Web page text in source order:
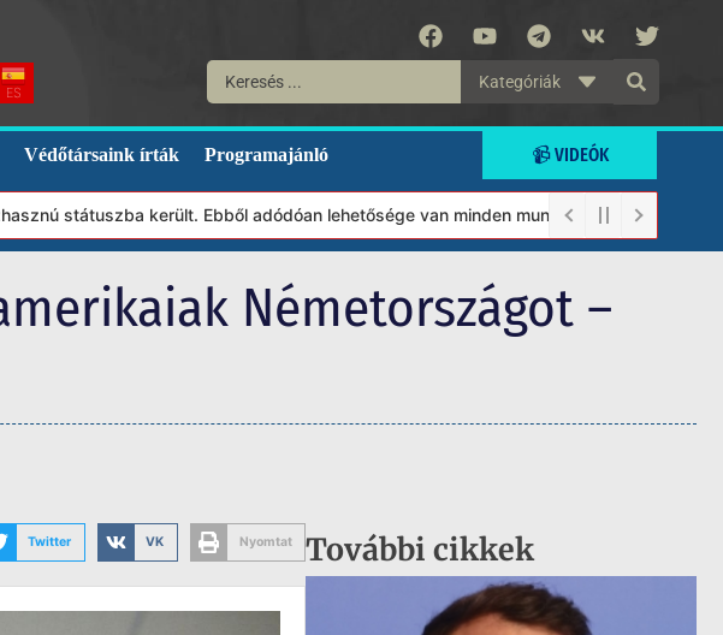
ES
Kategóriák
Védőtársaink írták Programajánló 📹 VIDEÓK
került. Ebből adódóan lehetősége van minden munkánkat segíteni kívánó
Németországot –
Twitter VK Nyomtat További cikkek